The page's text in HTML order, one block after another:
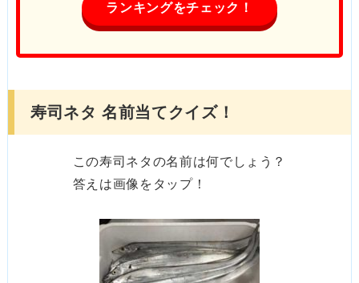
ランキングをチェック！
寿司ネタ 名前当てクイズ！
この寿司ネタの名前は何でしょう？
答えは画像をタップ！